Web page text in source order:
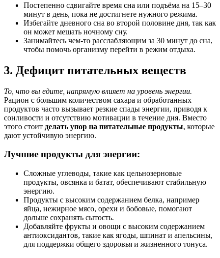
Постепенно сдвигайте время сна или подъёма на 15–30
минут в день, пока не достигнете нужного режима.
Избегайте дневного сна во второй половине дня, так как
он может мешать ночному сну.
Занимайтесь чем-то расслабляющим за 30 минут до сна,
чтобы помочь организму перейти в режим отдыха.
3. Дефицит питательных веществ
То, что вы едите, напрямую влияет на уровень энергии.
Рацион с большим количеством сахара и обработанных
продуктов часто вызывает резкие спады энергии, приводя к
сонливости и отсутствию мотивации в течение дня. Вместо
этого стоит делать упор на питательные продукты, которые
дают устойчивую энергию.
Лучшие продукты для энергии:
Сложные углеводы, такие как цельнозерновые
продукты, овсянка и батат, обеспечивают стабильную
энергию.
Продукты с высоким содержанием белка, например
яйца, нежирное мясо, орехи и бобовые, помогают
дольше сохранять сытость.
Добавляйте фрукты и овощи с высоким содержанием
антиоксидантов, такие как ягоды, шпинат и апельсины,
для поддержки общего здоровья и жизненного тонуса.